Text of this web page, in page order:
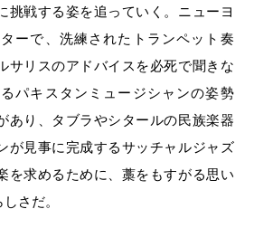
挑戦する姿を追っていく。ニューヨ
ーで、洗練されたトランペット奏
サリスのアドバイスを必死で聞きな
パキスタンミュージシャンの姿勢
あり、タブラやシタールの民族楽器
が見事に完成するサッチャルジャズ
を求めるために、藁をもすがる思い
さだ。